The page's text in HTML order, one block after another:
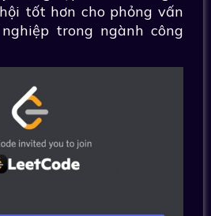
tốt hơn cho phỏng vấn
trong ngành công